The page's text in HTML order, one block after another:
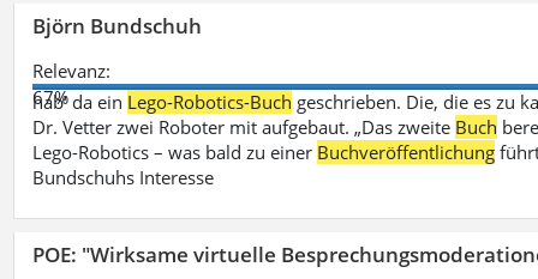
Björn Bundschuh
Relevanz:
67%
hab‘ da ein Lego-Robotics-Buch geschrieben. Die, die es zu
Dr. Vetter zwei Roboter mit aufgebaut. „Das zweite Buch
Lego-Robotics – was bald zu einer Buchveröffentlichung
Bundschuhs Interesse
POE: "Wirksame virtuelle